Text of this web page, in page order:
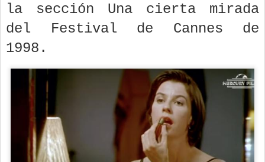
la sección Una cierta mirada
del Festival de Cannes de
1998.